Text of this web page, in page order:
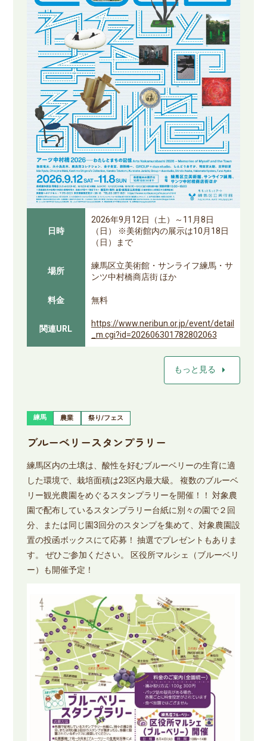
日時
2026年9月12日（土）～11月8日
（日） ※美術館内の展示は10月18日
（日）まで
場所
練馬区立美術館・サンライフ練馬・サ
ンツ中村橋商店街 ほか
料金
無料
関連URL
https://www.neribun.or.jp/event/detail
_m.cgi?id=202606301782802063
もっと見る arrow_right
練馬 農業 祭り/フェス
ブルーベリースタンプラリー
練馬区内の土壌は、酸性を好むブルーベリーの生育に適
した環境で、栽培面積は23区内最大級。 複数のブルーベ
リー観光農園をめぐるスタンプラリーを開催！！ 対象農
園で配布しているスタンプラリー台紙に別々の園で２回
分、または同じ園3回分のスタンプを集めて、対象農園設
置の投函ボックスにて応募！ 抽選でプレゼントもありま
す。 ぜひご参加ください。 区役所マルシェ（ブルーベリ
ー）も開催予定！